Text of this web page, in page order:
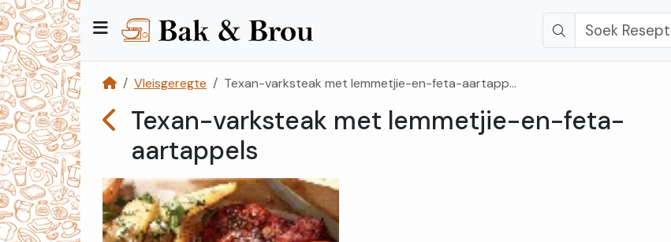
Kategorieë
Kontak
Ons
Vleisgeregte Texan-varksteak met lemmetjie-en-feta-aartappels
Texan-varksteak met lemmetjie-en-feta-
aartappels